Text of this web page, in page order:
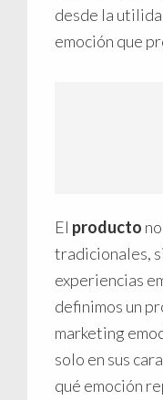
desde la
emoción que
El producto
tradicionales,
experiencias
definimos un
marketing
solo en sus
qué emoción